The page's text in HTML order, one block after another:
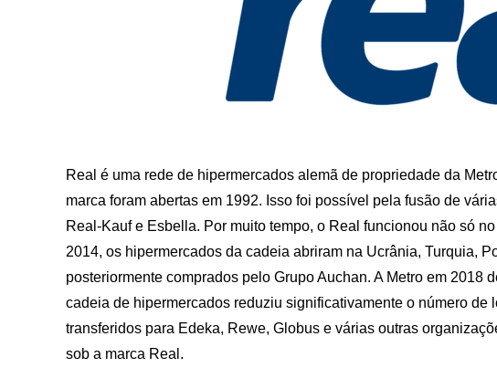
Real é uma rede de hipermercados alemã de propriedade da
marca foram abertas em 1992. Isso foi possível pela fusão de
Real-Kauf e Esbella. Por muito tempo, o Real funcionou não só
2014, os hipermercados da cadeia abriram na Ucrânia, Turquia,
posteriormente comprados pelo Grupo Auchan. A Metro em 2018
cadeia de hipermercados reduziu significativamente o número de
transferidos para Edeka, Rewe, Globus e várias outras
sob a marca Real.